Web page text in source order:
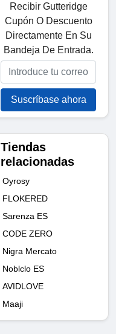
Recibir Gutteridge
Cupón O Descuento
Directamente En Su
Bandeja De Entrada.
Suscríbase ahora
Tiendas
relacionadas
Oyrosy
FLOKERED
Sarenza ES
CODE ZERO
Nigra Mercato
Noblclo ES
AVIDLOVE
Maaji